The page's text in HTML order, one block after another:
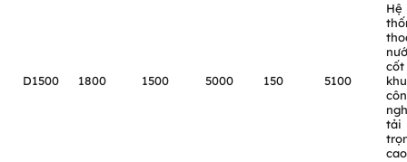
D1500 1800 1500 5000 150 5100
Hệ
cốt
khu
tải
cao